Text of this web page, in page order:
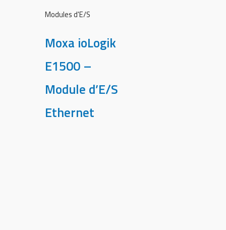
Modules d'E/S
Moxa ioLogik
E1500 –
Module d’E/S
Ethernet